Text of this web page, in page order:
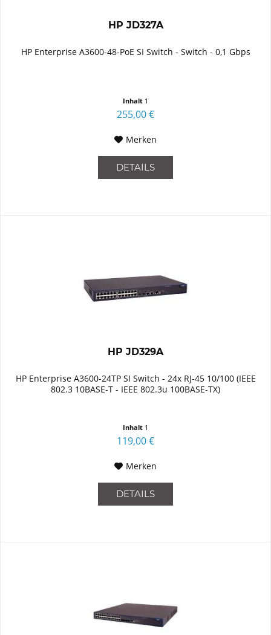
HP JD327A
HP Enterprise A3600-48-PoE SI Switch - Switch - 0,1 Gbps
Inhalt 1
255,00 €
Merken
DETAILS
HP JD329A
HP Enterprise A3600-24TP SI Switch - 24x RJ-45 10/100 (IEEE
802.3 10BASE-T - IEEE 802.3u 100BASE-TX)
Inhalt 1
119,00 €
Merken
DETAILS